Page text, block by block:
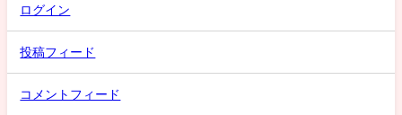
ログイン
投稿フィード
コメントフィード